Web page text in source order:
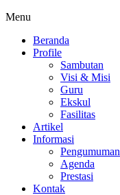
Menu
Beranda
Profile
Sambutan
Visi & Misi
Guru
Ekskul
Fasilitas
Artikel
Informasi
Pengumuman
Agenda
Prestasi
Kontak